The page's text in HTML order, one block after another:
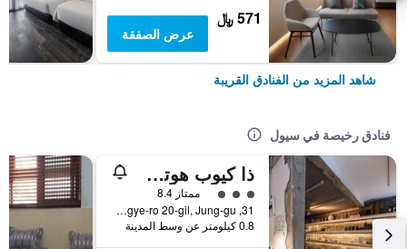
571 ﷼
عرض الصفقة
شاهد المزيد من الفنادق القريبة
فنادق رخيصة في سيول
ذا كيوب هوتل - دار ضيافة
تقييم فئة 3ممتاز 8.4
31, Toegye-ro 20-gil, Jung-gu, سيول, كوريا الجنوبية
0.8 كيلومتر عن وسط المدينة